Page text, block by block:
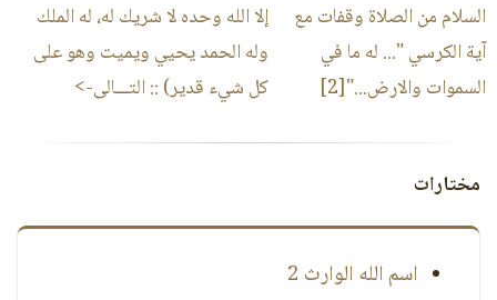
السلام من الصلاة وقفات مع
آية الكرسي "... له ما في
السموات والارض..."[2]
إلا الله وحده لا شريك له، له الملك
وله الحمد يحيي ويميت وهو على
كل شيء قدير) :: التـــالى->
مختارات
اسم الله الوارث 2